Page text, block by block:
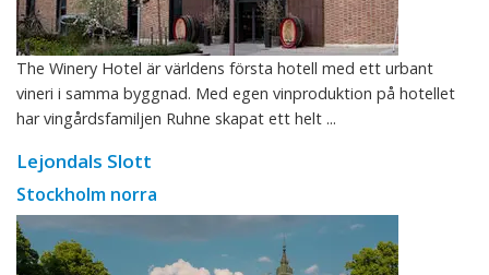
The Winery Hotel är världens första hotell med ett urbant
vineri i samma byggnad. Med egen vinproduktion på hotellet
har vingårdsfamiljen Ruhne skapat ett helt ...
Lejondals Slott
Stockholm norra